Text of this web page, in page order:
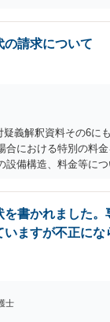
ないかという連絡が
でです。 相続が開始
養義務はご相談者さ
までも、余力の範囲
子に対する扶養義務
し、その後会ってい
一つの理由になりま
の請求について
疑義解釈資料その6に
合における特別の料
設備構造、料金等に
には、特別療養環境
金を徴収することは
としても「病院理由(
てはならない」とは
らず、特別の料金の
よう言われた」とい
及されているだけで
違法であることも示
を書かれました。
いますが不正にな
士